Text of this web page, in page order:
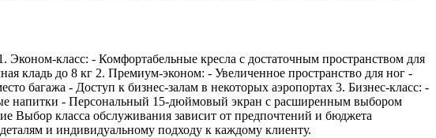
класс: - Комфортабельные кресла с достаточным пространством для
кладь до 8 кг 2. Премиум-эконом: - Увеличенное пространство для ног -
багажа - Доступ к бизнес-залам в некоторых аэропортах 3. Бизнес-класс: -
напитки - Персональный 15-дюймовый экран с расширенным выбором
Выбор класса обслуживания зависит от предпочтений и бюджета
и индивидуальному подходу к каждому клиенту.